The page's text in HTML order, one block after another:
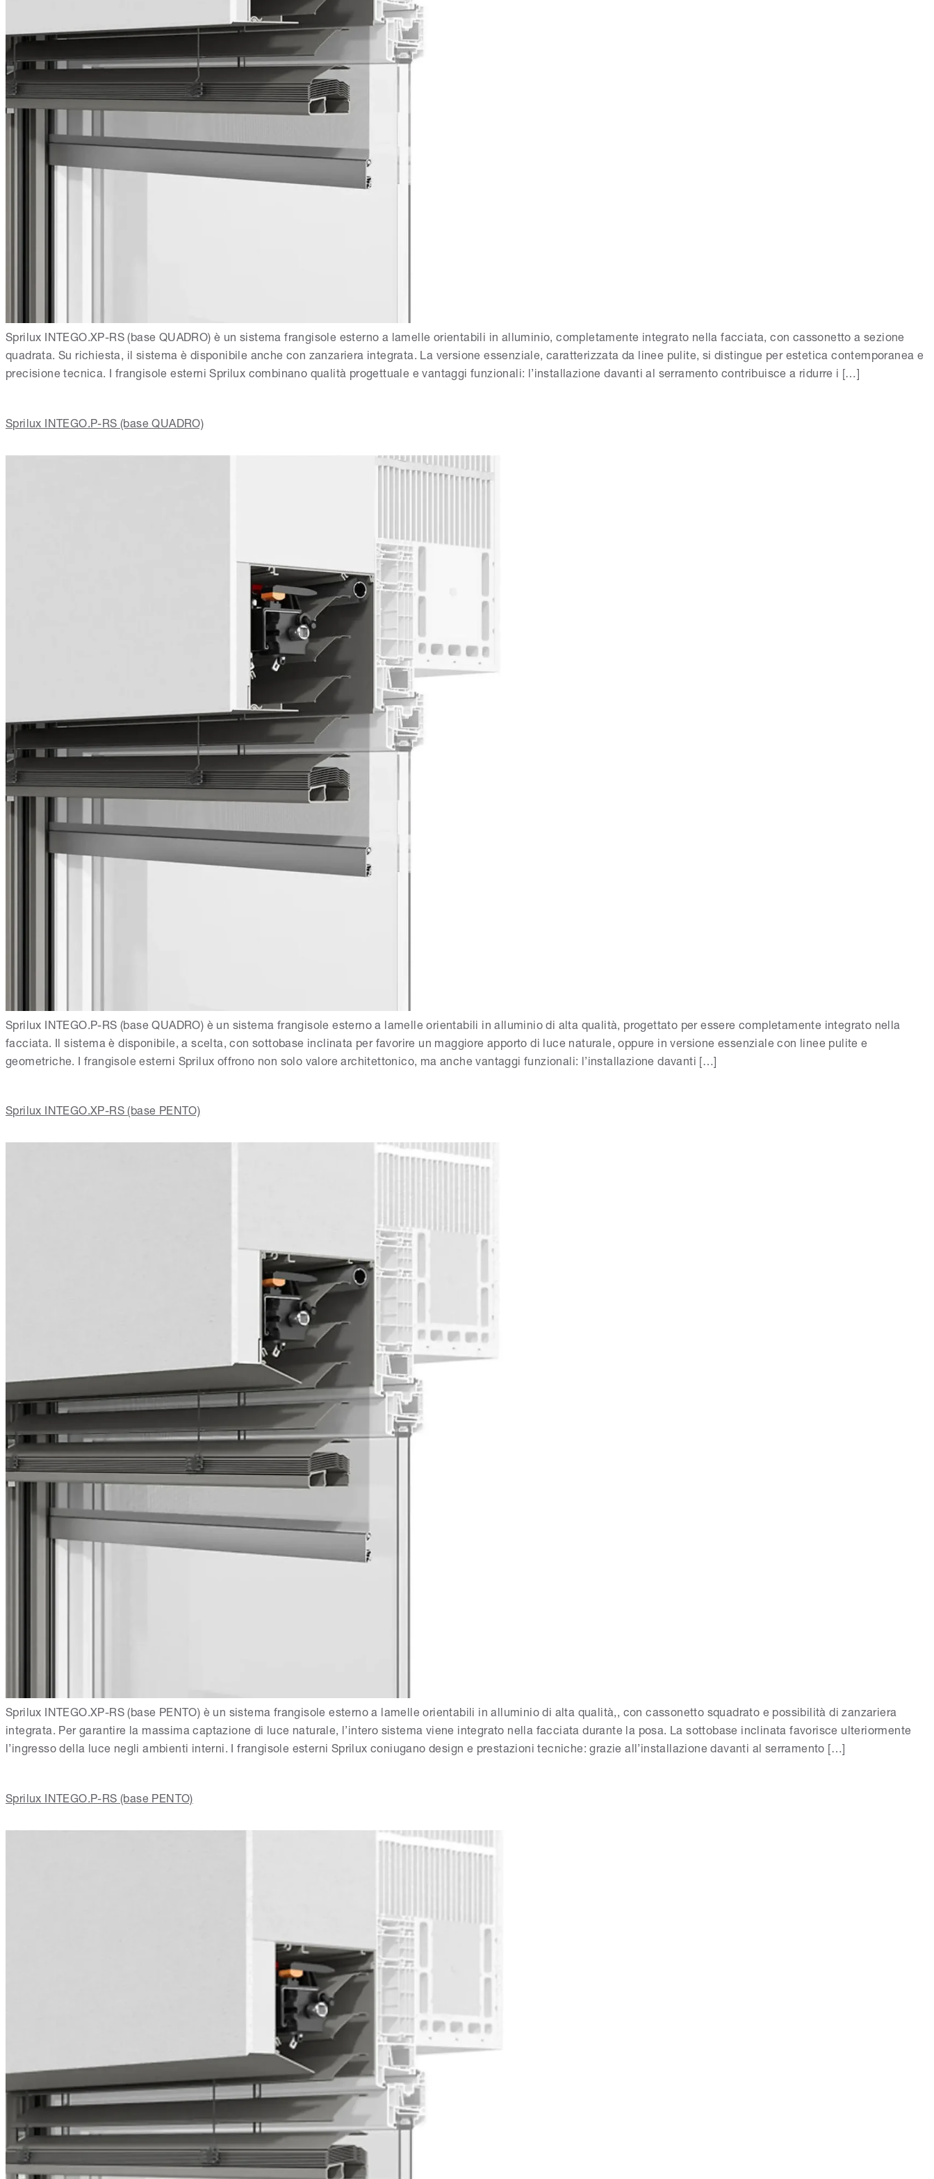
Sprilux INTEGO.XP-RS (base QUADRO) è un sistema frangisole esterno a lamelle orientabili in alluminio, completamente integrato nella facciata, con cassonetto a sezione
quadrata. Su richiesta, il sistema è disponibile anche con zanzariera integrata. La versione essenziale, caratterizzata da linee pulite, si distingue per estetica contemporanea e
precisione tecnica. I frangisole esterni Sprilux combinano qualità progettuale e vantaggi funzionali: l’installazione davanti al serramento contribuisce a ridurre i […]
Sprilux INTEGO.P-RS (base QUADRO)
Sprilux INTEGO.P-RS (base QUADRO) è un sistema frangisole esterno a lamelle orientabili in alluminio di alta qualità, progettato per essere completamente integrato nella
facciata. Il sistema è disponibile, a scelta, con sottobase inclinata per favorire un maggiore apporto di luce naturale, oppure in versione essenziale con linee pulite e
geometriche. I frangisole esterni Sprilux offrono non solo valore architettonico, ma anche vantaggi funzionali: l’installazione davanti […]
Sprilux INTEGO.XP-RS (base PENTO)
Sprilux INTEGO.XP-RS (base PENTO) è un sistema frangisole esterno a lamelle orientabili in alluminio di alta qualità,, con cassonetto squadrato e possibilità di zanzariera
integrata. Per garantire la massima captazione di luce naturale, l’intero sistema viene integrato nella facciata durante la posa. La sottobase inclinata favorisce ulteriormente
l’ingresso della luce negli ambienti interni. I frangisole esterni Sprilux coniugano design e prestazioni tecniche: grazie all’installazione davanti al serramento […]
Sprilux INTEGO.P-RS (base PENTO)